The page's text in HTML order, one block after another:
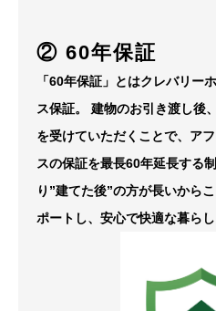
② 60年保証
「60年保証」とはクレバリー
ス保証。
建物のお引き渡し後
を受けていただくことで、ア
スの保証を最長60年延長する制
り”建てた後”の方が長いから
ポートし、安心で快適な暮ら